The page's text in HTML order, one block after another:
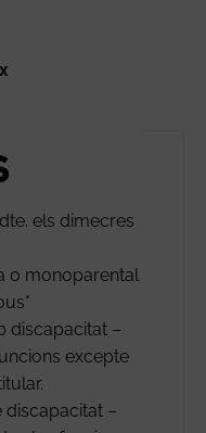
els dimecres
o monoparental
discapacitat –
excepte
–